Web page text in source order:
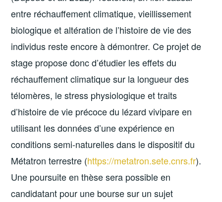
entre réchauffement climatique, vieillissement
biologique et altération de l’histoire de vie des
individus reste encore à démontrer. Ce projet de
stage propose donc d’étudier les effets du
réchauffement climatique sur la longueur des
télomères, le stress physiologique et traits
d’histoire de vie précoce du lézard vivipare en
utilisant les données d’une expérience en
conditions semi-naturelles dans le dispositif du
Métatron terrestre (https://metatron.sete.cnrs.fr).
Une poursuite en thèse sera possible en
candidatant pour une bourse sur un sujet